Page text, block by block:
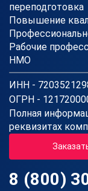
переподготовка
Повышение
Рабочие
НМО
ИНН -
ОГРН -
Полная
реквизитах
8 (800)